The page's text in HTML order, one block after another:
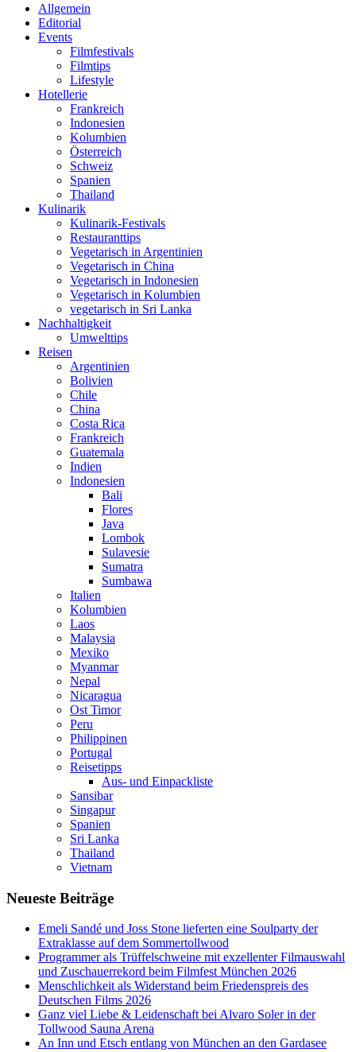
Allgemein
Editorial
Events
Filmfestivals
Filmtips
Lifestyle
Hotellerie
Frankreich
Indonesien
Kolumbien
Österreich
Schweiz
Spanien
Thailand
Kulinarik
Kulinarik-Festivals
Restauranttips
Vegetarisch in Argentinien
Vegetarisch in China
Vegetarisch in Indonesien
Vegetarisch in Kolumbien
vegetarisch in Sri Lanka
Nachhaltigkeit
Umwelttips
Reisen
Argentinien
Bolivien
Chile
China
Costa Rica
Frankreich
Guatemala
Indien
Indonesien
Bali
Flores
Java
Lombok
Sulavesie
Sumatra
Sumbawa
Italien
Kolumbien
Laos
Malaysia
Mexiko
Myanmar
Nepal
Nicaragua
Ost Timor
Peru
Philippinen
Portugal
Reisetipps
Aus- und Einpackliste
Sansibar
Singapur
Spanien
Sri Lanka
Thailand
Vietnam
Neueste Beiträge
Emeli Sandé und Joss Stone lieferten eine Soulparty der
Extraklasse auf dem Sommertollwood
Programmer als Trüffelschweine mit exzellenter Filmauswahl
und Zuschauerrekord beim Filmfest München 2026
Menschlichkeit als Widerstand beim Friedenspreis des
Deutschen Films 2026
Ganz viel Liebe & Leidenschaft bei Alvaro Soler in der
Tollwood Sauna Arena
An Inn und Etsch entlang von München an den Gardasee